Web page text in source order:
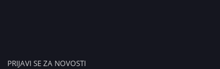
PRIJAVI SE ZA NOVOSTI